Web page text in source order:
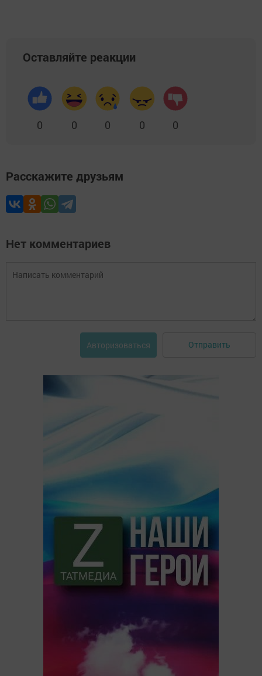
Оставляйте реакции
0 0 0 0 0
Расскажите друзьям
Нет комментариев
Авторизоваться Отправить